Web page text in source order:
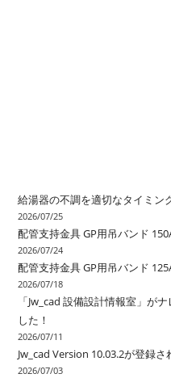
給湯器の不調を適切なタイミン
2026/07/25
配管支持金具 GP用吊バンド
2026/07/24
配管支持金具 GP用吊バンド
2026/07/18
「Jw_cad 設備設計情報室」が
した！
2026/07/11
Jw_cad Version 10.03.2が登録
2026/07/03